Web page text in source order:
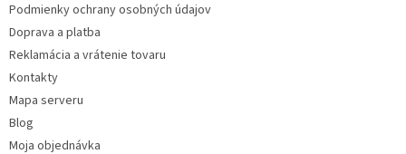
Podmienky ochrany osobných údajov
Doprava a platba
Reklamácia a vrátenie tovaru
Kontakty
Mapa serveru
Blog
Moja objednávka